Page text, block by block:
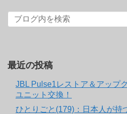
最近の投稿
JBL Pulse1レストア＆アップ
ユニット交換！
ひとりごと(179)：日本人が持